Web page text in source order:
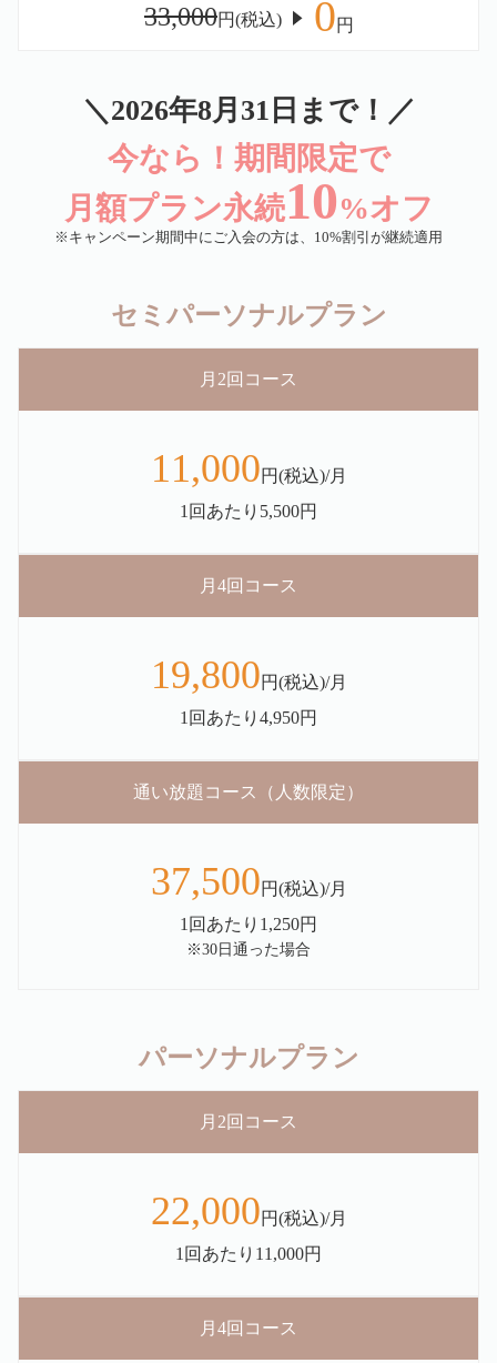
33,000円(税込) 0円
＼2026年8月31日まで！／
今なら！期間限定で
月額プラン永続10%オフ
※キャンペーン期間中にご入会の方は、10%割引が継続適用
セミパーソナルプラン
月2回コース
11,000円(税込)/月
1回あたり5,500円
月4回コース
19,800円(税込)/月
1回あたり4,950円
通い放題コース（人数限定）
37,500円(税込)/月
1回あたり1,250円
※30日通った場合
パーソナルプラン
月2回コース
22,000円(税込)/月
1回あたり11,000円
月4回コース